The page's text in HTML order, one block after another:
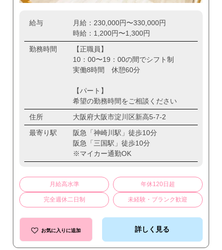
給与
月給：230,000円〜330,000円
時給：1,200円〜1,300円
勤務時間
【正職員】
10：00〜19：00の間でシフト制
実働8時間 休憩60分
【パート】
希望の勤務時間をご相談ください
住所
大阪府大阪市淀川区新高5-7-2
最寄り駅
阪急「神崎川駅」徒歩10分
阪急「三国駅」徒歩10分
※マイカー通勤OK
月給高水準 年休120日超
完全週休二日制 未経験・ブランク歓迎
お気に入りに追加 詳しく見る